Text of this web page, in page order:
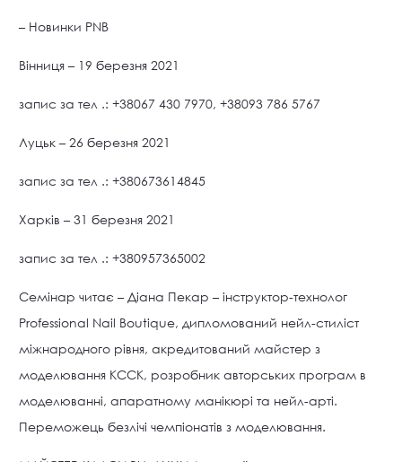
– Новинки PNB
Вінниця – 19 березня 2021
запис за тел .: +38067 430 7970, +38093 786 5767
Луцьк – 26 березня 2021
запис за тел .: +380673614845
Харків – 31 березня 2021
запис за тел .: +380957365002
Семінар читає – Діана Пекар – інструктор-технолог
Professional Nail Boutique, дипломований нейл-стиліст
міжнародного рівня, акредитований майстер з
моделювання КССК, розробник авторських програм в
моделюванні, апаратному манікюрі та нейл-арті.
Переможець безлічі чемпіонатів з моделювання.